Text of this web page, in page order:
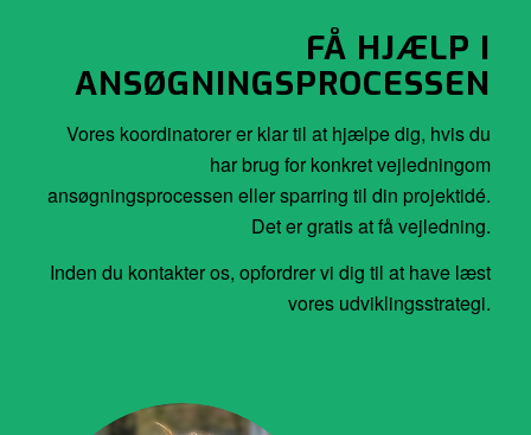
FÅ HJÆLP I
ANSØGNINGSPROCESSEN
Vores koordinatorer er klar til at hjælpe dig, hvis du
har brug for konkret vejledningom
ansøgningsprocessen eller sparring til din projektidé.
Det er gratis at få vejledning.
Inden du kontakter os, opfordrer vi dig til at have læst
vores udviklingsstrategi.